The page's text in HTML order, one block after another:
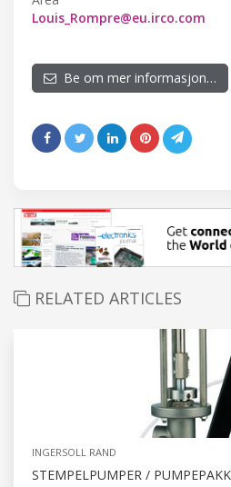
Louis_Rompre@eu.irco.com
Be om mer informasjon…
RELATED ARTICLES
INGERSOLL RAND
STEMPELPUMPER /